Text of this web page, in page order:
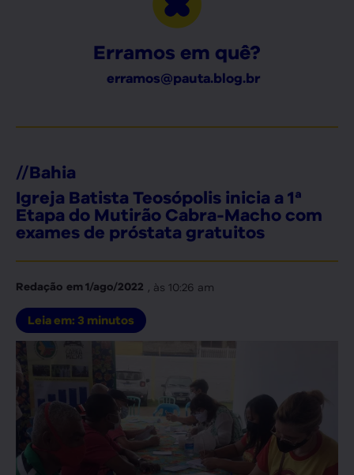
Erramos em quê?
erramos@pauta.blog.br
//Bahia
Igreja Batista Teosópolis inicia a 1ª
Etapa do Mutirão Cabra-Macho com
exames de próstata gratuitos
Redação em1/ago/2022 , às 10:26 am
Leia em: 3 minutos